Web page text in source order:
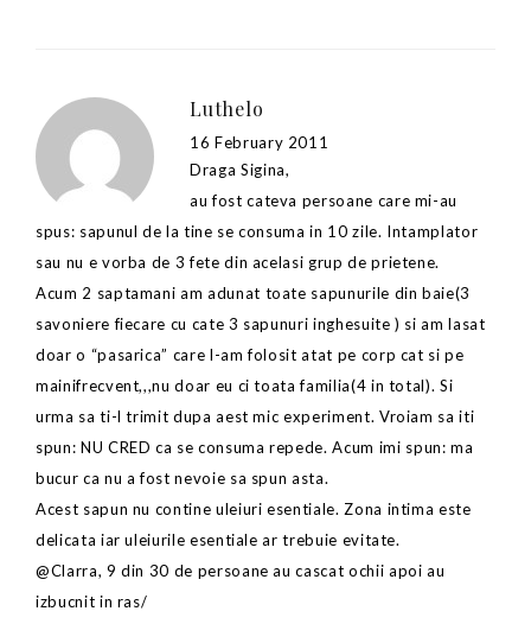
Luthelo
16 February 2011
Draga Sigina,
au fost cateva persoane care mi-au
spus: sapunul de la tine se consuma in 10 zile. Intamplator
sau nu e vorba de 3 fete din acelasi grup de prietene.
Acum 2 saptamani am adunat toate sapunurile din baie(3
savoniere fiecare cu cate 3 sapunuri inghesuite ) si am lasat
doar o “pasarica” care l-am folosit atat pe corp cat si pe
mainifrecvent,,,nu doar eu ci toata familia(4 in total). Si
urma sa ti-l trimit dupa aest mic experiment. Vroiam sa iti
spun: NU CRED ca se consuma repede. Acum imi spun: ma
bucur ca nu a fost nevoie sa spun asta.
Acest sapun nu contine uleiuri esentiale. Zona intima este
delicata iar uleiurile esentiale ar trebuie evitate.
@Clarra, 9 din 30 de persoane au cascat ochii apoi au
izbucnit in ras/